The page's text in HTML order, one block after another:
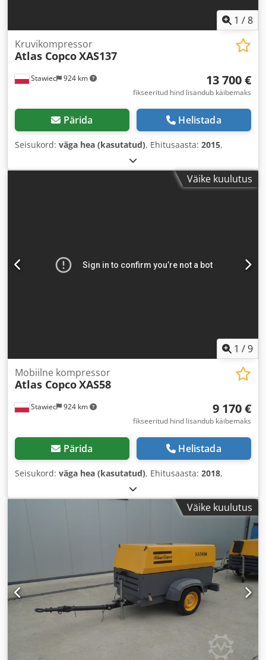
1 /8
Stawiec 924 km
Kruvikompressor
Atlas CopcoXAS137
13 700 €
fikseeritud hind lisandub käibemaks
Pärida Helistada
Seisukord: väga hea (kasutatud), Ehitusaasta: 2015,
Väike kuulutus
1 /9
Stawiec 924 km
Mobiilne kompressor
Atlas CopcoXAS58
9 170 €
fikseeritud hind lisandub käibemaks
Pärida Helistada
Seisukord: väga hea (kasutatud), Ehitusaasta: 2018,
Väike kuulutus